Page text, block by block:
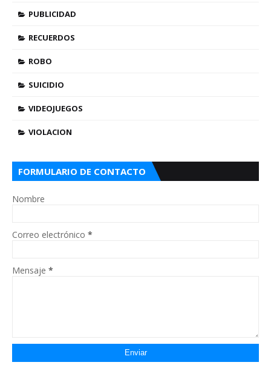
PUBLICIDAD
RECUERDOS
ROBO
SUICIDIO
VIDEOJUEGOS
VIOLACION
FORMULARIO DE CONTACTO
Nombre
Correo electrónico *
Mensaje *